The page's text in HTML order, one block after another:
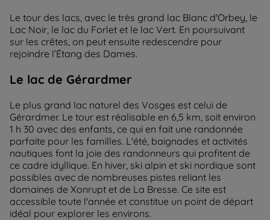
Le tour des lacs, avec le très grand lac Blanc d'Orbey, le
Lac Noir, le lac du Forlet et le lac Vert. En poursuivant
sur les crêtes, on peut ensuite redescendre pour
rejoindre l’Étang des Dames.
Le lac de Gérardmer
Le plus grand lac naturel des Vosges est celui de
Gérardmer. Le tour est réalisable en 6,5 km, soit environ
1 h 30 avec des enfants, ce qui en fait une randonnée
parfaite pour les familles. L'été, baignades et activités
nautiques font la joie des randonneurs qui profitent de
ce cadre idyllique. En hiver, ski alpin et ski nordique sont
possibles avec de nombreuses pistes reliant les
domaines de Xonrupt et de La Bresse. Ce site est
accessible toute l'année et constitue un point de départ
idéal pour explorer les environs.